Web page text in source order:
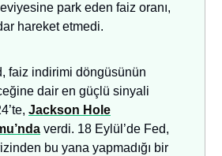
park eden faiz oranı,
hareket etmedi.
faiz indirimi döngüsünün
dair en güçlü sinyali
Jackson Hole
verdi. 18 Eylül’de Fed,
bu yana yapmadığı bir